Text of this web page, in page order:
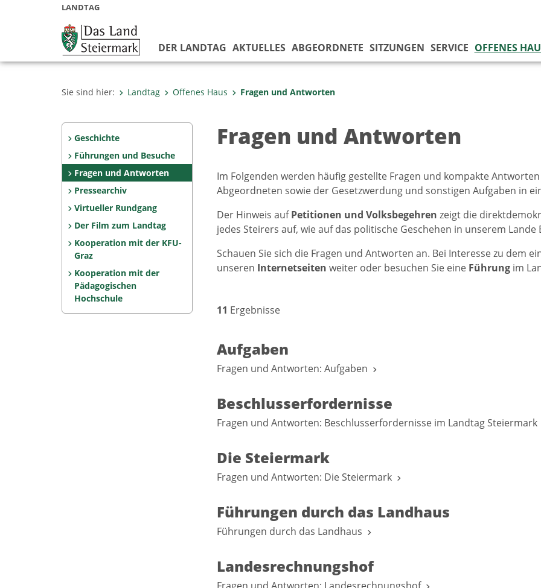
LANDTAG
DER LANDTAG AKTUELLES ABGEORDNETE SITZUNGEN SERVICE OFFENES
Sie sind hier: Landtag Offenes Haus Fragen und Antworten
Geschichte
Führungen und Besuche
Fragen und Antworten
Pressearchiv
Virtueller Rundgang
Der Film zum Landtag
Kooperation mit der KFU-
Graz
Kooperation mit der
Pädagogischen
Hochschule
Fragen und Antworten
Im Folgenden werden häufig gestellte Fragen und kompakte
Abgeordneten sowie der Gesetzwerdung und sonstigen Aufgaben in
Der Hinweis aufPetitionen und Volksbegehren zeigt die
jedes Steirers auf, wie auf das politische Geschehen in unserem
Schauen Sie sich die Fragen und Antworten an. Bei Interesse zu dem
unseren Internetseiten weiter oder besuchen Sie eine Führungim
11 Ergebnisse
Aufgaben
Fragen und Antworten: Aufgaben
Beschlusserfordernisse
Fragen und Antworten: Beschlusserfordernisse im Landtag Steiermark
Die Steiermark
Fragen und Antworten: Die Steiermark
Führungen durch das Landhaus
Führungen durch das Landhaus
Landesrechnungshof